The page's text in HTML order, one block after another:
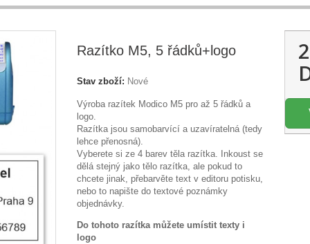
Razítko M5, 5 řádků+logo
Stav zboží: Nové
Výroba razítek Modico M5 pro až 5 řádků a
logo.
Razítka jsou samobarvící a uzavíratelná (tedy
lehce přenosná).
Vyberete si ze 4 barev těla razítka. Inkoust se
dělá stejný jako tělo razítka, ale pokud to
chcete jinak, přebarvěte text v editoru potisku,
nebo to napište do textové poznámky
objednávky.
Do tohoto razítka můžete umístit texty i
logo